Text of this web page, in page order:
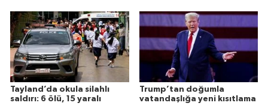
Tayland’da okula silahlı
saldırı: 6 ölü, 15 yaralı
Trump’tan doğumla
vatandaşlığa yeni kısıtlama